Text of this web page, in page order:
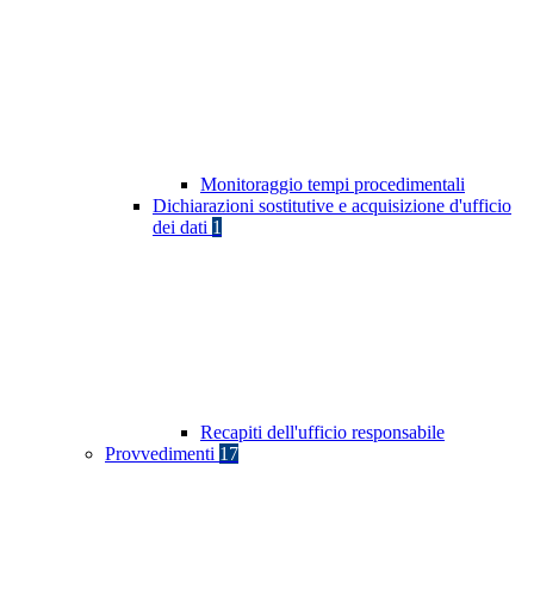
Monitoraggio tempi procedimentali
Dichiarazioni sostitutive e acquisizione d'ufficio
dei dati 1
Recapiti dell'ufficio responsabile
Provvedimenti 17